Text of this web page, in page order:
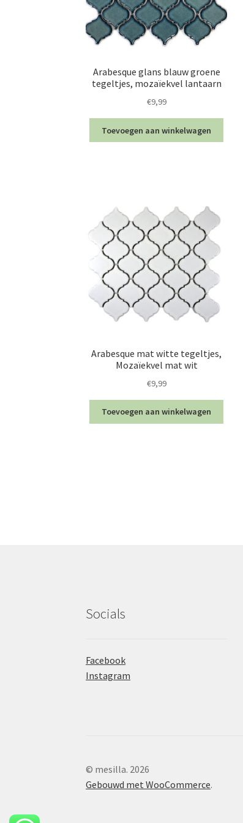
Arabesque glans blauw groene
tegeltjes, mozaïekvel lantaarn
€9,99
Toevoegen aan winkelwagen
Arabesque mat witte tegeltjes,
Mozaïekvel mat wit
€9,99
Toevoegen aan winkelwagen
Socials
Facebook
Instagram
© mesilla. 2026
Gebouwd met WooCommerce.